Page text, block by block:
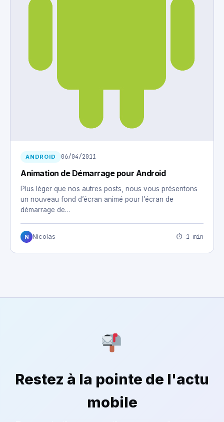
ANDROID 06/04/2011
Animation de Démarrage pour Android
Plus léger que nos autres posts, nous vous présentons
un nouveau fond d’écran animé pour l’écran de
démarrage de…
N Nicolas ⏱ 1 min
Restez à la pointe de l'actu
mobile